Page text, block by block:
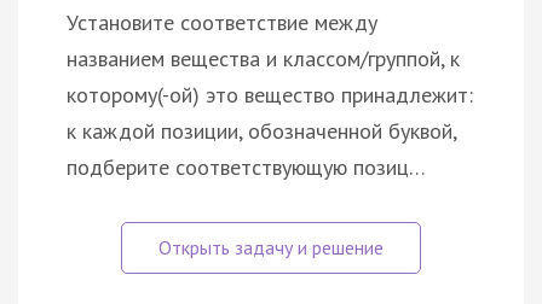
Установите соответствие между
названием вещества и классом/группой, к
которому(-ой) это вещество принадлежит:
к каждой позиции, обозначенной буквой,
подберите соответствующую позиц…